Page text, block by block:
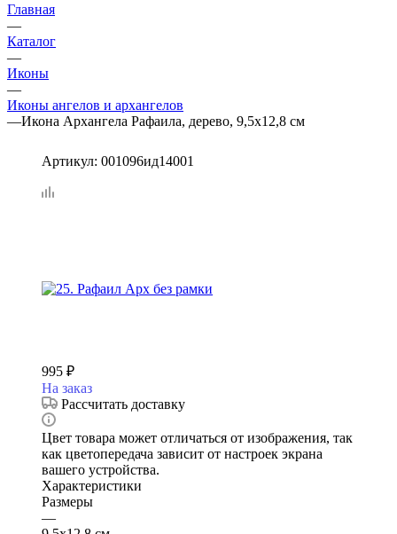
Главная
—
Каталог
—
Иконы
—
Иконы ангелов и архангелов
—Икона Архангела Рафаила, дерево, 9,5х12,8 см
Артикул: 001096ид14001
995 ₽
На заказ
Рассчитать доставку
Цвет товара может отличаться от изображения, так
как цветопередача зависит от настроек экрана
вашего устройства.
Характеристики
Размеры
—